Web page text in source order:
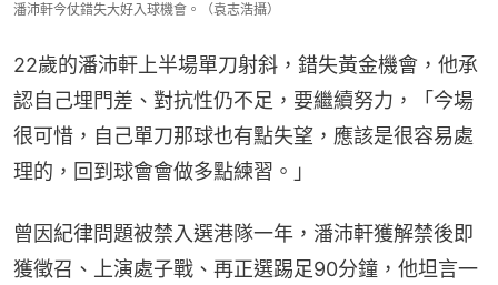
潘沛軒今仗錯失大好入球機會。（袁志浩攝）
22歲的潘沛軒上半場單刀射斜，錯失黃金機會，他承
認自己埋門差、對抗性仍不足，要繼續努力，「今場
很可惜，自己單刀那球也有點失望，應該是很容易處
理的，回到球會會做多點練習。」
曾因紀律問題被禁入選港隊一年，潘沛軒獲解禁後即
獲徵召、上演處子戰、再正選踢足90分鐘，他坦言一